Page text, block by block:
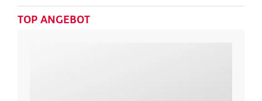
TOP ANGEBOT